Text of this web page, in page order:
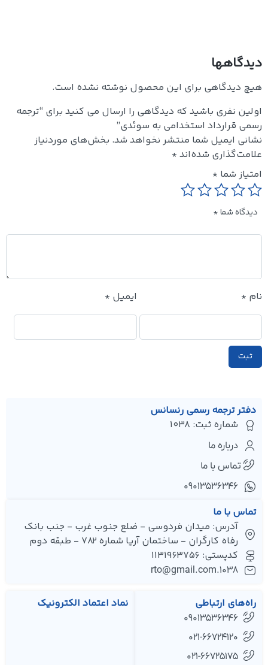
دیدگاهها
هیچ دیدگاهی برای این محصول نوشته نشده است.
اولین نفری باشید که دیدگاهی را ارسال می کنید برای “ترجمه
رسمی قرارداد استخدامی به سوئدی”
نشانی ایمیل شما منتشر نخواهد شد.بخش‌های موردنیاز
علامت‌گذاری شده‌اند*
امتیاز شما*
دیدگاه شما*
نام* ایمیل*
دفتر ترجمه رسمی رنسانس
شماره ثبت: 1038
درباره ما
تماس با ما
۰۹۰۱۳۵۳۶۳۴۶
تماس با ما
آدرس: میدان فردوسی - ضلع جنوب غرب - جنب بانک
رفاه کارگران - ساختمان آریا شماره 782 - طبقه دوم
کدپستی: 1131963756
1038.rto@gmail.com
راه‌های ارتباطی
09013536346
021-66724120
021-66725175
نماد اعتماد الکترونیک